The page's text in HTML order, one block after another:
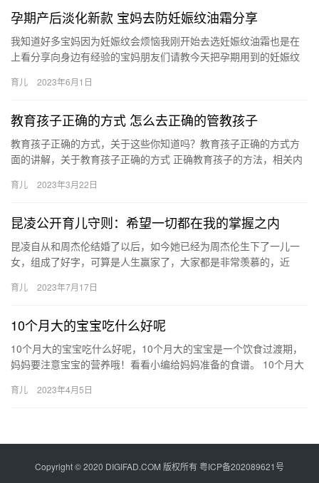
孕期产后淡化新款 宝妈去防妊娠纹油霜分享
我知道好多宝妈因为妊娠纹会烦恼我刚开始去选妊娠纹油霜也是在
上看分享向身边有经验的宝妈朋友们请教今天把孕期用到的妊娠纹
烦…
育儿 2023年6月1日
教育孩子正确的方式 怎么去正确的管教孩子
教育孩子正确的方式，关于这些你知道吗？教育孩子正确的方式方
面的讲解，关于教育孩子正确的方式 正确教育孩子的方法，相关内
育…
育儿 2023年3月22日
昆凌公开育儿守则：希望一切都在我的掌握之内
昆凌自从和周杰伦结婚了以后，如今她已经为周杰伦生下了一儿一
女，组成了好字，可算是人生赢家了，大家都是非常羡慕的，近
以后，…
育儿 2023年7月17日
10个月大的宝宝吃什么好呢
10个月大的宝宝吃什么好呢，10个月大的宝宝是一个饮食过渡期，
妈妈要注意宝宝的营养哦！看看小编给妈妈准备的食谱。 10个月大
育儿 2023年4月5日
Copyright © 2020 DIGIFAD.COM 版权所有粤ICP备202089621号